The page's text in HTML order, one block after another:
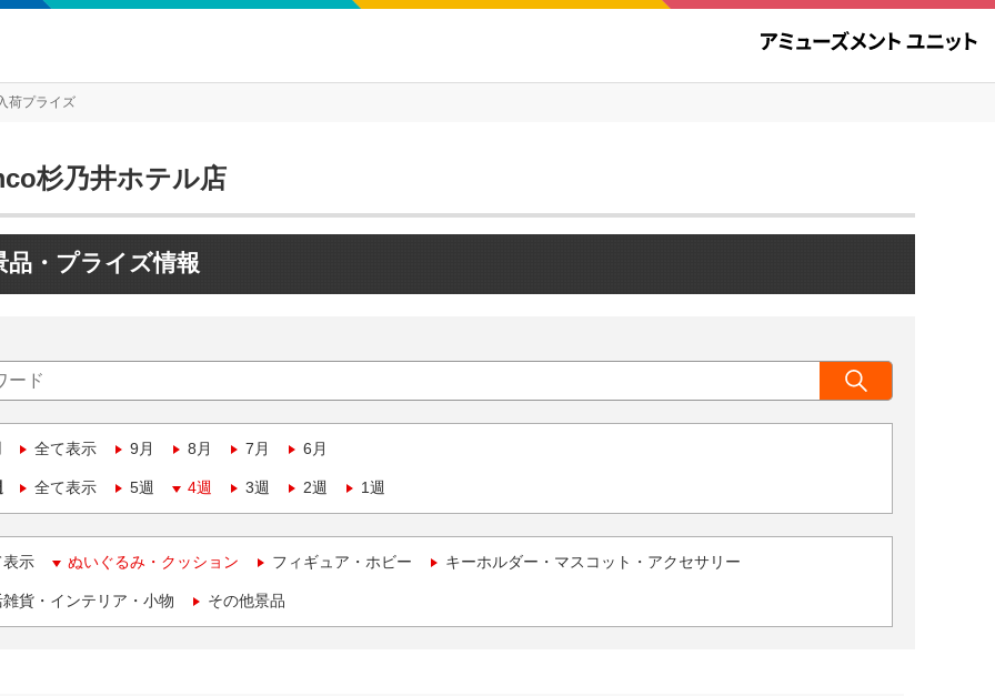
荷プライズ
杉乃井ホテル店
品・プライズ情報
全て表示 9月 8月 7月 6月
全て表示 5週 4週 3週 2週 1週
表示 ぬいぐるみ・クッション フィギュア・ホビー キーホルダー・マスコット・アクセサリー
貨・インテリア・小物 その他景品